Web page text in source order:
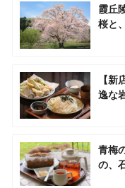
霞丘
桜と
【
逸な
青梅
の、